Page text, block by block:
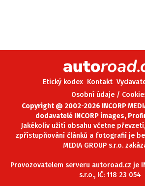
Etický kodex Kontakt
Osobní údaje /
Copyright @ 2002-2026 INCORP
dodavatelé INCORP images,
Jakékoliv užití obsahu včetne
zpřístupňování článků a fotografií je
MEDIA GROUP s.r.o.
Provozovatelem serveru autoroad.cz je
s.r.o., IČ: 118 23 054